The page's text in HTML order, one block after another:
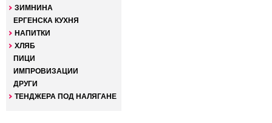
ЗИМНИНА
ЕРГЕНСКА КУХНЯ
НАПИТКИ
ХЛЯБ
ПИЦИ
ИМПРОВИЗАЦИИ
ДРУГИ
ТЕНДЖЕРА ПОД НАЛЯГАНЕ